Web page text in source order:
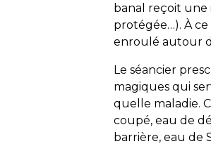
banal reçoit une
protégée…). À
enroulé autour
Le séancier
magiques qui
quelle maladie.
coupé, eau de
barrière, eau de